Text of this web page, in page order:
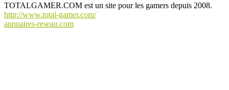
TOTALGAMER.COM est un site pour les gamers depuis 2008.
http://www.total-gamer.com/
annuaires-reseau.com